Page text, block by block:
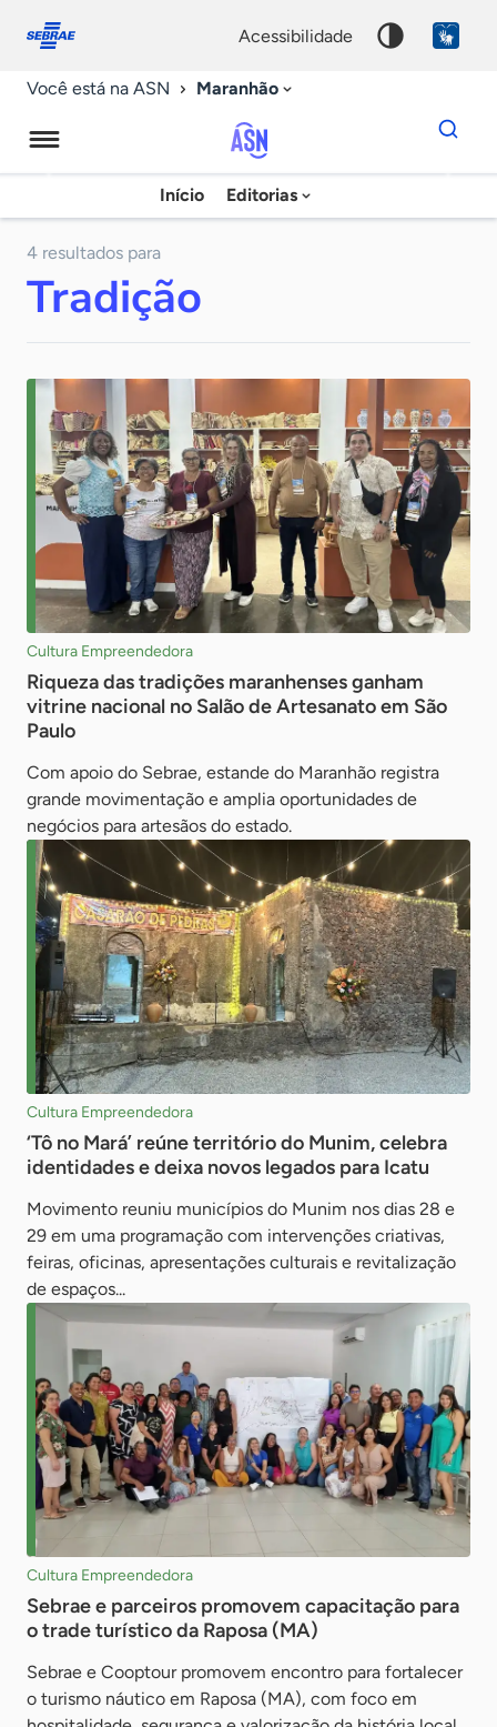
conosco
acessibilidade
Você está na ASN Maranhão
Agência
Sebrae
Início Editorias
Dados
para
chave
4 resultados para
Tradição
Cultura Empreendedora
Riqueza das tradições maranhenses ganham
vitrine nacional no Salão de Artesanato em São
Paulo
Com apoio do Sebrae, estande do Maranhão registra
grande movimentação e amplia oportunidades de
negócios para artesãos do estado.
Cultura Empreendedora
‘Tô no Mará’ reúne território do Munim, celebra
identidades e deixa novos legados para Icatu
Movimento reuniu municípios do Munim nos dias 28 e
29 em uma programação com intervenções criativas,
feiras, oficinas, apresentações culturais e revitalização
de espaços...
Cultura Empreendedora
Sebrae e parceiros promovem capacitação para
o trade turístico da Raposa (MA)
Sebrae e Cooptour promovem encontro para fortalecer
o turismo náutico em Raposa (MA), com foco em